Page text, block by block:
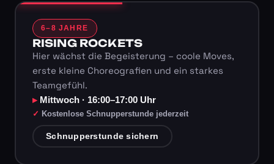
6–8 JAHRE
RISING ROCKETS
Hier wächst die Begeisterung – coole Moves,
erste kleine Choreografien und ein starkes
Teamgefühl.
Mittwoch · 16:00–17:00 Uhr
Kostenlose Schnupperstunde jederzeit
Schnupperstunde sichern